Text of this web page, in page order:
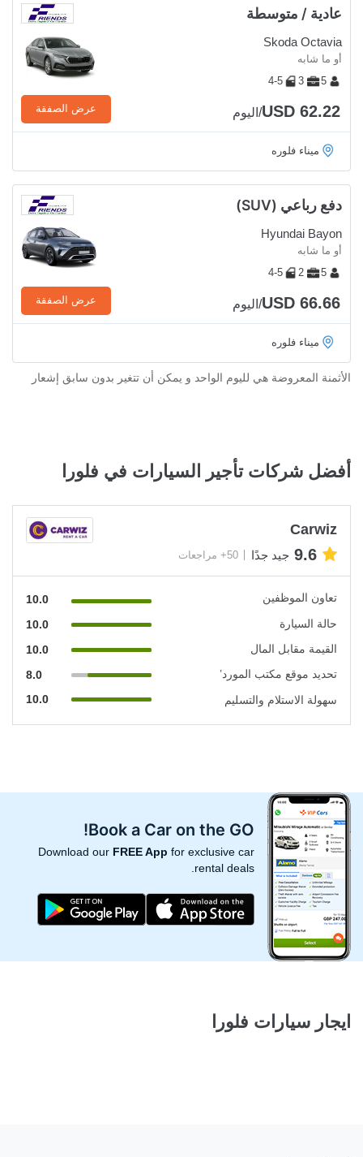
عادية / متوسطة
Skoda Octavia
أو ما شابه
5
3
4-5
USD 62.22/اليوم عرض الصفقة
ميناء فلوره
دفع رباعي (SUV)
Hyundai Bayon
أو ما شابه
5
2
4-5
USD 66.66/اليوم عرض الصفقة
ميناء فلوره
الأثمنة المعروضة هي لليوم الواحد و يمكن أن تتغير بدون سابق إشعار
أفضل شركات تأجير السيارات في فلورا
Carwiz
9.6 جيد جدًا 50+ مراجعات
تعاون الموظفين
10.0
حالة السيارة
10.0
القيمة مقابل المال
10.0
تحديد موقع مكتب المورد’
8.0
سهولة الاستلام والتسليم
10.0
Book a Car on the GO!
Download our FREE App for exclusive car
rental deals.
ايجار سيارات فلورا